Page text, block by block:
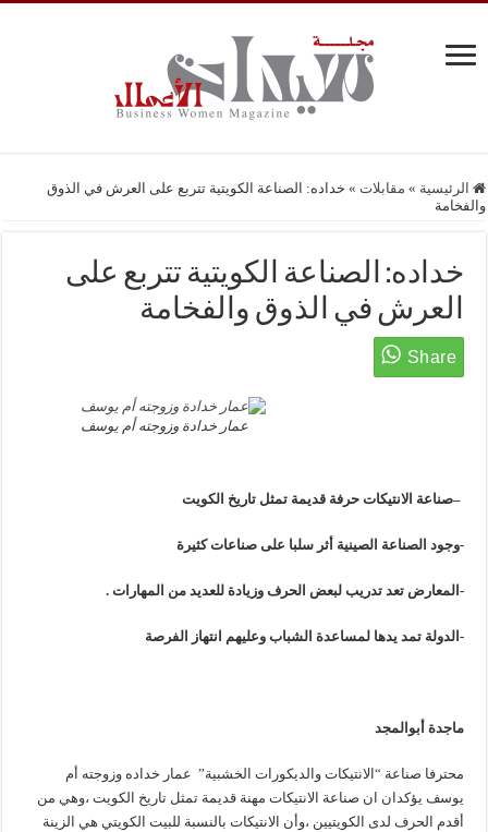
الرئيسية » مقابلات » خداده: الصناعة الكويتية تتربع على العرش في الذوق
والفخامة
خداده: الصناعة الكويتية تتربع على
العرش في الذوق والفخامة
عمار خدادة وزوجته أم يوسف
–صناعة الانتيكات حرفة قديمة تمثل تاريخ الكويت
-وجود الصناعة الصينية أثر سلبا على صناعات كثيرة
-المعارض تعد تدريب لبعض الحرف وزيادة للعديد من المهارات .
-الدولة تمد يدها لمساعدة الشباب وعليهم انتهاز الفرصة
ماجدة أبوالمجد
محترفا صناعة “الانتيكات والديكورات الخشبية” عمار خداده وزوجته أم
يوسف يؤكدان ان صناعة الانتيكات مهنة قديمة تمثل تاريخ الكويت ،وهي من
أقدم الحرف لدى الكويتيين ،وأن الانتيكات بالنسبة للبيت الكويتي هي الزينة